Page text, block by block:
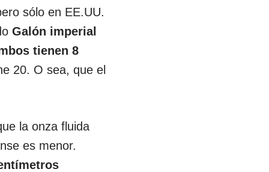
sólo en EE.UU.
Galón imperial
tienen 8
20. O sea, que el
la onza fluida
es menor.